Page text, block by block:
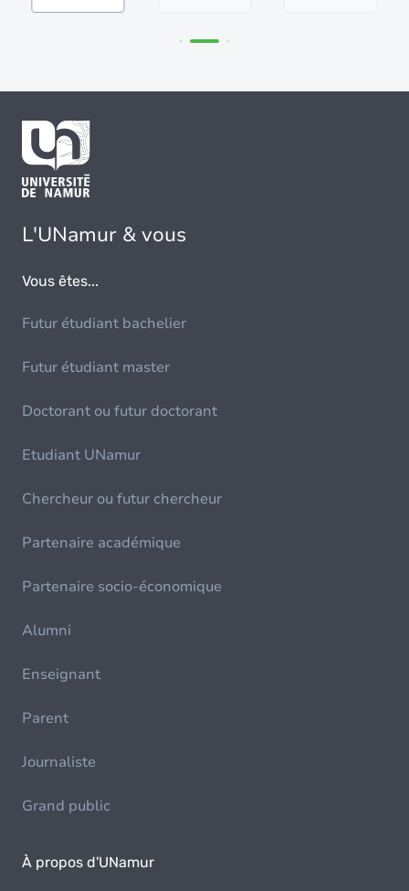
L'UNamur & vous
Vous êtes...
Futur étudiant bachelier
Futur étudiant master
Doctorant ou futur doctorant
Etudiant UNamur
Chercheur ou futur chercheur
Partenaire académique
Partenaire socio-économique
Alumni
Enseignant
Parent
Journaliste
Grand public
À propos d'UNamur